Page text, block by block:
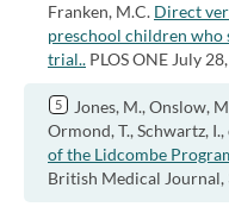
Franken, M.C. Direct
preschool children who
trial.. PLOS ONE July
Jones, M., Onslow,
Ormond, T., Schwartz, I.,
of the Lidcombe
British Medical Journal,